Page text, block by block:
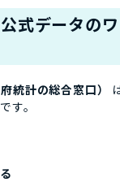
式データの
統計の総合窓口）
す。